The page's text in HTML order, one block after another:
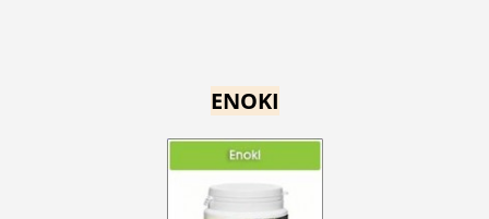
ENOKI